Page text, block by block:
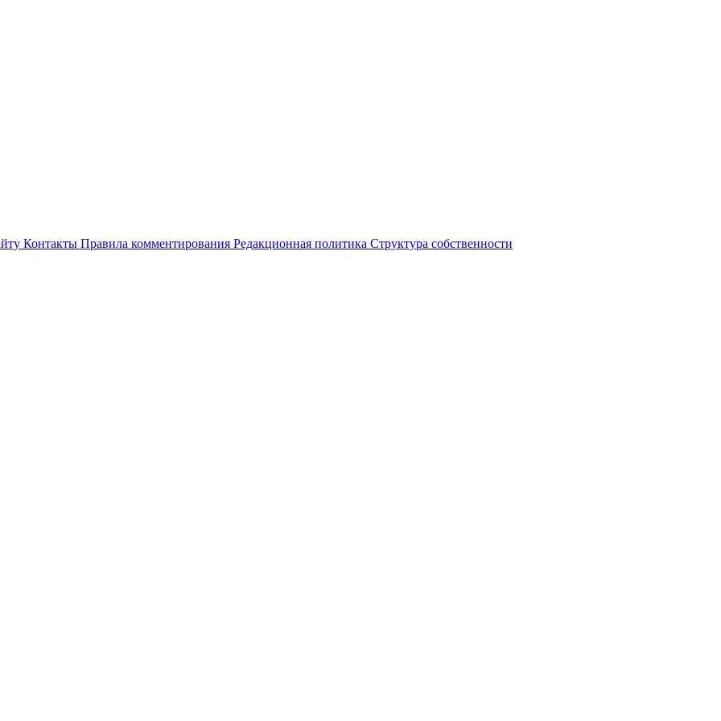
Контакты Правила комментирования Редакционная политика Структура собственности